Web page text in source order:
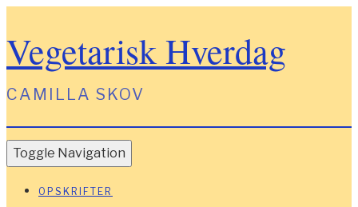
Vegetarisk Hverdag
CAMILLA SKOV
Toggle Navigation
OPSKRIFTER